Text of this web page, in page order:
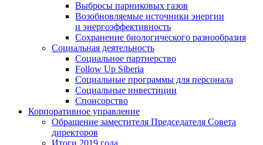
Выбросы парниковых газов
Возобновляемые источники энергии
и энергоэффективность
Сохранение биологического разнообразия
Социальная деятельность
Социальное партнерство
Follow Up Siberia
Социальные программы для персонала
Социальные инвестиции
Спонсорство
Корпоративное управление
Обращение заместителя Председателя Совета
директоров
Итоги 2019 года